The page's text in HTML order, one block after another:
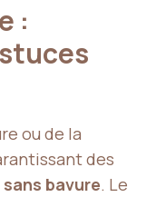
:
ou de la
des
bavure. Le